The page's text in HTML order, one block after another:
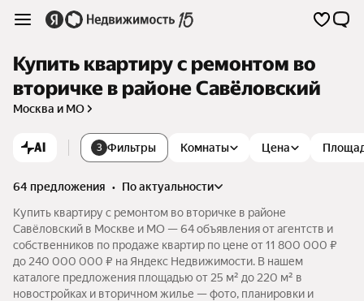
Купить квартиру с ремонтом во
вторичке в районе Савёловский
Москва и МО
AI 3 Фильтры Комнаты Цена
64 предложения •
по актуальности
Купить квартиру с ремонтом во вторичке в районе
Савёловский в Москве и МО — 64 объявления от агентств и
собственников по продаже квартир по цене от 11 800 000 ₽
до 240 000 000 ₽ на Яндекс Недвижимости. В нашем
каталоге предложения площадью от 25 м² до 220 м² в
новостройках и вторичном жилье — фото, планировки и